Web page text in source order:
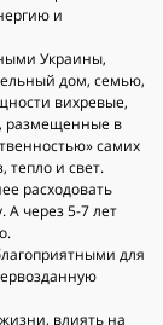
и
Украины,
дом, семью,
вихревые,
размещенные в
самих
тепло и свет.
расходовать
А через 5-7 лет
для
влиять на